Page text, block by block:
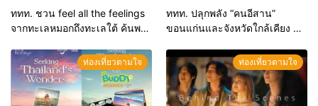
ททท. ชวน feel all the feelings
จากทะเลหมอกถึงทะเลใต้ ค้นพบ
รู้สึกที่ไม่รู้ลืม
ททท. ปลุกพลัง “คนอีสาน”
ขอนแก่นและจังหวัดใกล้เคียง สู่
วัฒนธรรม สร้างการท่องเที่ยว
คุณค่าสูงอย่างมีความหมาย
ท่องเที่ยวตามใจ ท่องเที่ยวตามใจ